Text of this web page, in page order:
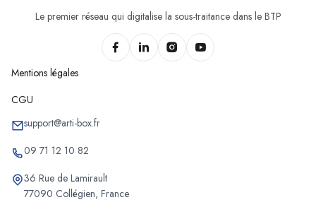
Le premier réseau qui digitalise la sous-traitance dans le BTP
Mentions légales
CGU
support@arti-box.fr
09 71 12 10 82
36 Rue de Lamirault
77090 Collégien, France